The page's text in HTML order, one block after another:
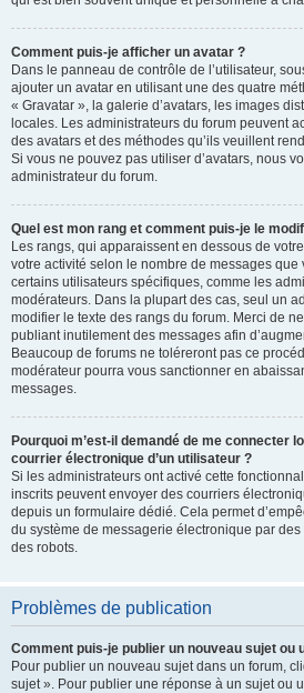
Comment puis-je afficher un avatar ?
Dans le panneau de contrôle de l’utilisateur,
ajouter un avatar en utilisant une des quatre
« Gravatar », la galerie d’avatars, les images
locales. Les administrateurs du forum peuvent
des avatars et des méthodes qu’ils veuillent
Si vous ne pouvez pas utiliser d’avatars, nous
administrateur du forum.
Quel est mon rang et comment puis-je le
Les rangs, qui apparaissent en dessous de
votre activité selon le nombre de messages
certains utilisateurs spécifiques, comme les
modérateurs. Dans la plupart des cas, seul un
modifier le texte des rangs du forum. Merci de
publiant inutilement des messages afin
Beaucoup de forums ne toléreront pas ce
modérateur pourra vous sanctionner en
messages.
Pourquoi m’est-il demandé de me connecter
courrier électronique d’un utilisateur ?
Si les administrateurs ont activé cette
inscrits peuvent envoyer des courriers
depuis un formulaire dédié. Cela permet
du système de messagerie électronique par
des robots.
Problèmes de publication
Comment puis-je publier un nouveau sujet ou
Pour publier un nouveau sujet dans un forum,
sujet ». Pour publier une réponse à un sujet ou